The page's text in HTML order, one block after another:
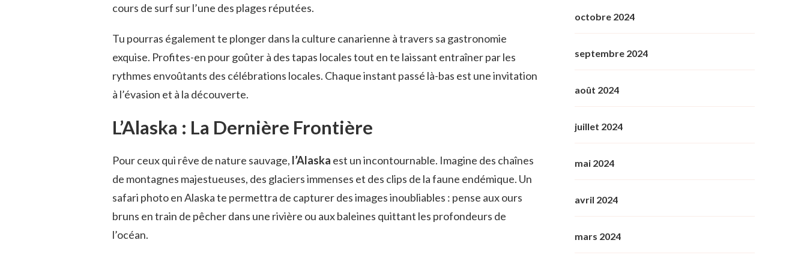
cours de surf sur l’une des plages réputées.
Tu pourras également te plonger dans la culture canarienne à travers sa gastronomie
exquise. Profites-en pour goûter à des tapas locales tout en te laissant entraîner par les
rythmes envoûtants des célébrations locales. Chaque instant passé là-bas est une invitation
à l’évasion et à la découverte.
L’Alaska : La Dernière Frontière
Pour ceux qui rêve de nature sauvage, l’Alaska est un incontournable. Imagine des chaînes
de montagnes majestueuses, des glaciers immenses et des clips de la faune endémique. Un
safari photo en Alaska te permettra de capturer des images inoubliables : pense aux ours
bruns en train de pêcher dans une rivière ou aux baleines quittant les profondeurs de
l’océan.
octobre 2024
septembre 2024
août 2024
juillet 2024
mai 2024
avril 2024
mars 2024